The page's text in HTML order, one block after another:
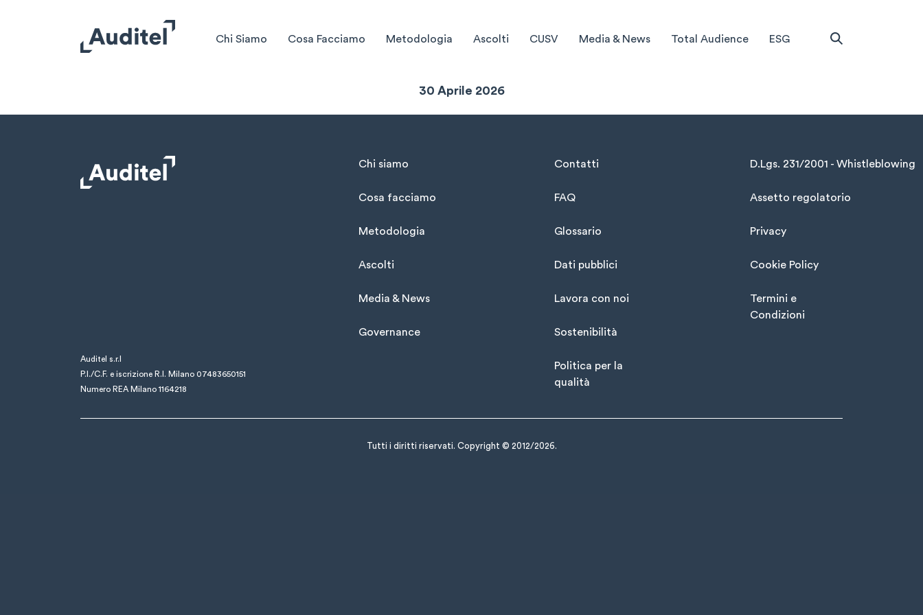
Chi Siamo Cosa Facciamo Metodologia Ascolti CUSV Media & News Total Audience ESG
Sintesi Mensile
30 Aprile 2026
Auditel s.r.l
P.I./C.F. e iscrizione R.I. Milano 07483650151
Numero REA Milano 1164218
Chi siamo
Cosa facciamo
Metodologia
Ascolti
Media & News
Governance
Contatti
FAQ
Glossario
Dati pubblici
Lavora con noi
Sostenibilità
Politica per la
qualità
D.Lgs. 231/2001 - Whistleblowing
Assetto regolatorio
Privacy
Cookie Policy
Termini e
Condizioni
Tutti i diritti riservati. Copyright © 2012/2026.